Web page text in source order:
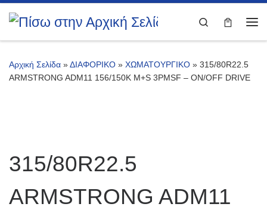
Μετάβαση στο περιεχόμενο
Search
Αρχική Σελίδα »ΔΙΑΦΟΡΙΚΟ » ΧΩΜΑΤΟΥΡΓΙΚΟ » 315/80R22.5
ARMSTRONG ADM11 156/150K M+S 3PMSF – ON/OFF DRIVE
315/80R22.5
ARMSTRONG ADM11